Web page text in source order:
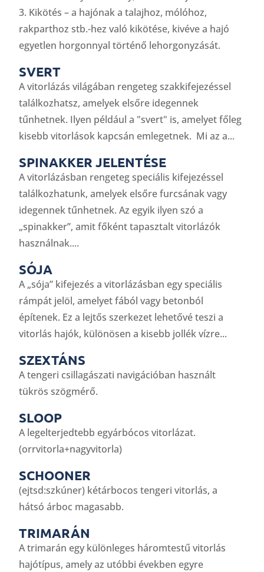
3. Kikötés – a hajónak a talajhoz, mólóhoz,
rakparthoz stb.-hez való kikötése, kivéve a hajó
egyetlen horgonnyal történő lehorgonyzását.
SVERT
A vitorlázás világában rengeteg szakkifejezéssel
találkozhatsz, amelyek elsőre idegennek
tűnhetnek. Ilyen például a "svert" is, amelyet főleg
kisebb vitorlások kapcsán emlegetnek. Mi az a...
SPINAKKER JELENTÉSE
A vitorlázásban rengeteg speciális kifejezéssel
találkozhatunk, amelyek elsőre furcsának vagy
idegennek tűnhetnek. Az egyik ilyen szó a
„spinakker”, amit főként tapasztalt vitorlázók
használnak....
SÓJA
A „sója” kifejezés a vitorlázásban egy speciális
rámpát jelöl, amelyet fából vagy betonból
építenek. Ez a lejtős szerkezet lehetővé teszi a
vitorlás hajók, különösen a kisebb jollék vízre...
SZEXTÁNS
A tengeri csillagászati navigációban használt
tükrös szögmérő.
SLOOP
A legelterjedtebb egyárbócos vitorlázat.
(orrvitorla+nagyvitorla)
SCHOONER
(ejtsd:szkúner) kétárbocos tengeri vitorlás, a
hátsó árboc magasabb.
TRIMARÁN
A trimarán egy különleges háromtestű vitorlás
hajótípus, amely az utóbbi években egyre